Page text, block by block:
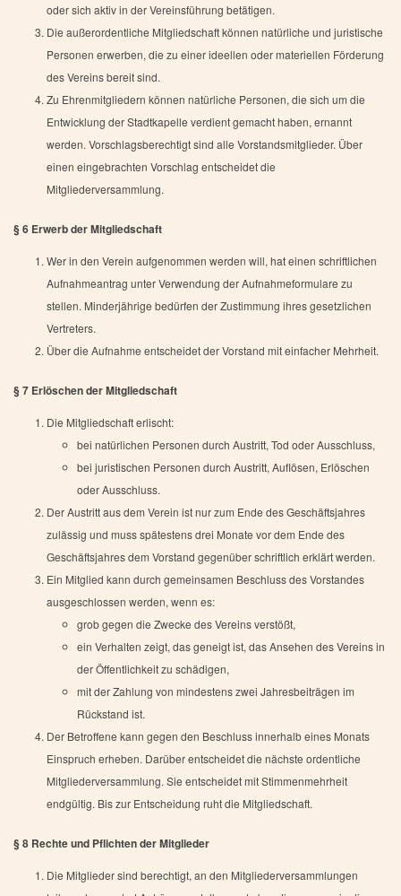
oder sich aktiv in der Vereinsführung betätigen.
Die außerordentliche Mitgliedschaft können natürliche und juristische
Personen erwerben, die zu einer ideellen oder materiellen Förderung
des Vereins bereit sind.
Zu Ehrenmitgliedern können natürliche Personen, die sich um die
Entwicklung der Stadtkapelle verdient gemacht haben, ernannt
werden. Vorschlagsberechtigt sind alle Vorstandsmitglieder. Über
einen eingebrachten Vorschlag entscheidet die
Mitgliederversammlung.
§ 6 Erwerb der Mitgliedschaft
Wer in den Verein aufgenommen werden will, hat einen schriftlichen
Aufnahmeantrag unter Verwendung der Aufnahmeformulare zu
stellen. Minderjährige bedürfen der Zustimmung ihres gesetzlichen
Vertreters.
Über die Aufnahme entscheidet der Vorstand mit einfacher Mehrheit.
§ 7 Erlöschen der Mitgliedschaft
Die Mitgliedschaft erlischt:
bei natürlichen Personen durch Austritt, Tod oder Ausschluss,
bei juristischen Personen durch Austritt, Auflösen, Erlöschen
oder Ausschluss.
Der Austritt aus dem Verein ist nur zum Ende des Geschäftsjahres
zulässig und muss spätestens drei Monate vor dem Ende des
Geschäftsjahres dem Vorstand gegenüber schriftlich erklärt werden.
Ein Mitglied kann durch gemeinsamen Beschluss des Vorstandes
ausgeschlossen werden, wenn es:
grob gegen die Zwecke des Vereins verstößt,
ein Verhalten zeigt, das geneigt ist, das Ansehen des Vereins in
der Öffentlichkeit zu schädigen,
mit der Zahlung von mindestens zwei Jahresbeiträgen im
Rückstand ist.
Der Betroffene kann gegen den Beschluss innerhalb eines Monats
Einspruch erheben. Darüber entscheidet die nächste ordentliche
Mitgliederversammlung. Sie entscheidet mit Stimmenmehrheit
endgültig. Bis zur Entscheidung ruht die Mitgliedschaft.
§ 8 Rechte und Pflichten der Mitglieder
Die Mitglieder sind berechtigt, an den Mitgliederversammlungen